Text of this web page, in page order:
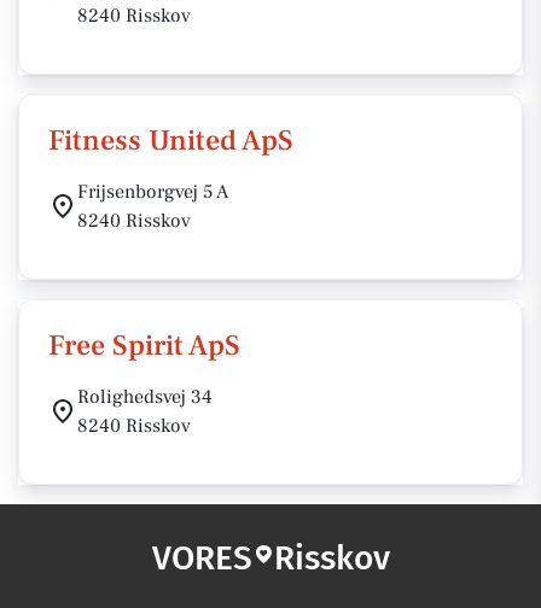
8240 Risskov
Fitness United ApS
Frijsenborgvej 5 A
8240 Risskov
Free Spirit ApS
Rolighedsvej 34
8240 Risskov
VORES Risskov